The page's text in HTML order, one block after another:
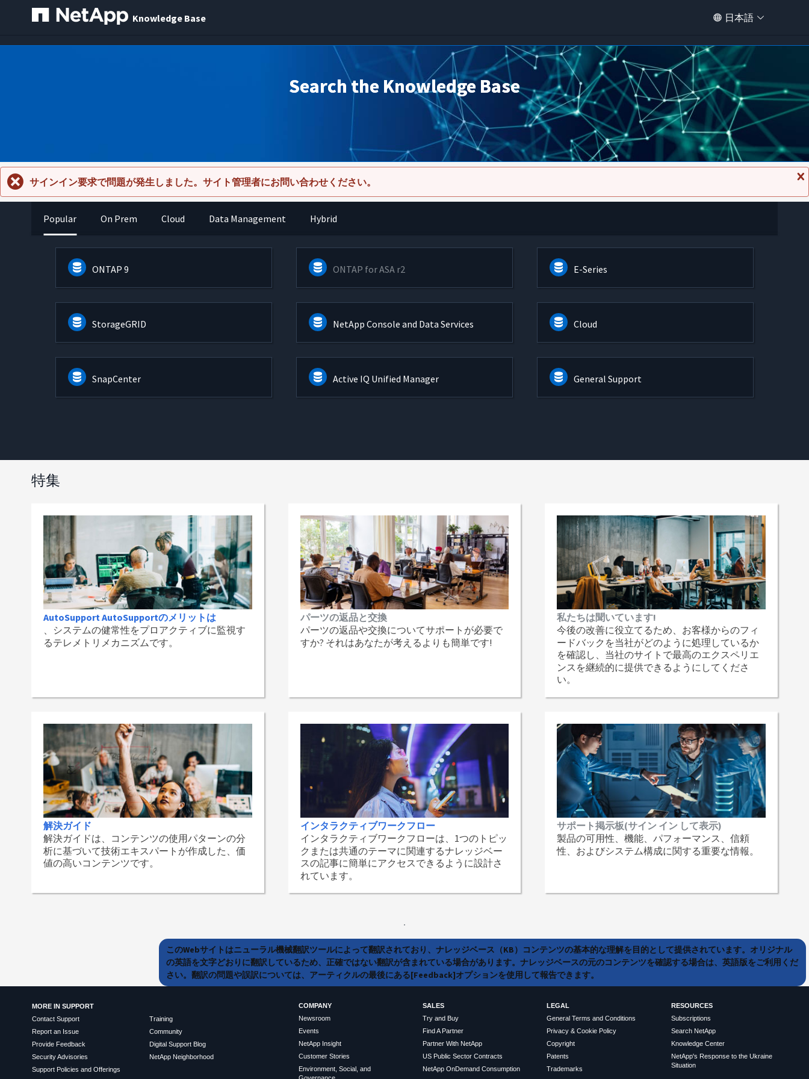
Knowledge Base 日本語
Search the Knowledge Base
メ
ッ
サインイン要求で問題が発生しました。サイト管理者にお問い合わせください。
Popular On Prem Cloud Data Management Hybrid
ONTAP 9 ONTAP for ASA r2 E-Series
StorageGRID NetApp Console and Data Services Cloud
SnapCenter Active IQ Unified Manager General Support
特集
AutoSupport AutoSupportのメリットは
、システムの健常性をプロアクティブに監視す
るテレメトリメカニズムです。
パーツの返品と交換
パーツの返品や交換についてサポートが必要で
すか? それはあなたが考えるよりも簡単です!
私たちは聞いています!
今後の改善に役立てるため、お客様からのフィ
ードバックを当社がどのように処理しているか
を確認し、当社のサイトで最高のエクスペリエ
ンスを継続的に提供できるようにしてくださ
い。
解決ガイド
解決ガイドは、コンテンツの使用パターンの分
析に基づいて技術エキスパートが作成した、価
値の高いコンテンツです。
インタラクティブワークフロー
インタラクティブワークフローは、1つのトピッ
クまたは共通のテーマに関連するナレッジベー
スの記事に簡単にアクセスできるように設計さ
れています。
サポート掲示板(サイン イン して表示)
製品の可用性、機能、パフォーマンス、信頼
性、およびシステム構成に関する重要な情報。
このWebサイトはニューラル機械翻訳ツールによって翻訳されており、ナレッジベース（KB）コンテンツの基本的な理解を目的として提供されています。オリジナル
の英語を文字どおりに翻訳しているため、正確ではない翻訳が含まれている場合があります。ナレッジベースの元のコンテンツを確認する場合は、英語版をご利用くだ
さい。翻訳の問題や誤訳については、アーティクルの最後にある[Feedback]オプションを使用して報告できます。
MORE IN SUPPORT
Contact Support
Report an Issue
Provide Feedback
Security Advisories
Support Policies and Offerings
Training
Community
Digital Support Blog
NetApp Neighborhood
COMPANY
Newsroom
Events
NetApp Insight
Customer Stories
Environment, Social, and
SALES
Try and Buy
Find A Partner
Partner With NetApp
US Public Sector Contracts
NetApp OnDemand Consumption
LEGAL
General Terms and Conditions
Privacy & Cookie Policy
Copyright
Patents
Trademarks
RESOURCES
Subscriptions
Search NetApp
Knowledge Center
NetApp's Response to the Ukraine
Situation